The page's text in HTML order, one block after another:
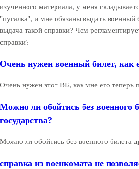
изученного материала, у меня
"пугалка", и мне обязаны выдать военный
выдача такой справки? Чем
справки?
Очень нужен военный билет, как
Очень нужен этот ВБ, как мне его теперь
Можно ли обойтись без военного
государства?
Можно ли обойтись без военного билета
справка из военкомата не